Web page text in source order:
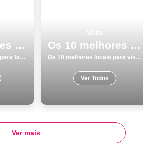
As 10 melhores coisas para fazer e visitar em Vila Nova de Gaia
As 10 melhores coisas para fazer e visitar em Vila Nova de Gaia
Os 10 melhores locais para visitar na Ilha de SÃ£o Miguel
Os 10 melhores locais para visitar na Ilha de SÃ£o Miguel
Ver Todos
Ver mais